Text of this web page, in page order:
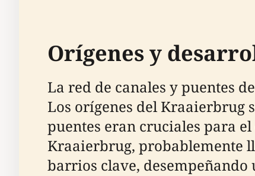
Orígenes y
La red de canales y puentes
Los orígenes del Kraaierbrug
puentes eran cruciales para
Kraaierbrug, probablemente
barrios clave,